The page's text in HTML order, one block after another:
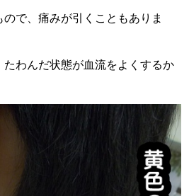
で、痛みが引くこともありま
わんだ状態が血流をよくするか